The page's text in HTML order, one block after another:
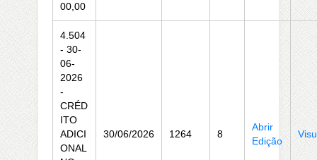
00,00
4.504
- 30-
06-
2026
-
CRÉD
ITO
ADICI
ONAL
30/06/2026 1264 8
Abrir
Edição